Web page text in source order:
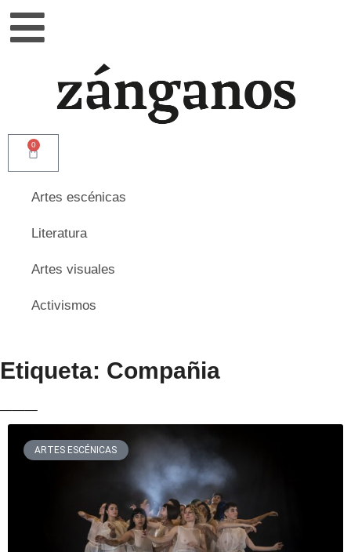
0
Artes escénicas
Literatura
Artes visuales
Activismos
Etiqueta: Compañia
ARTES ESCÉNICAS